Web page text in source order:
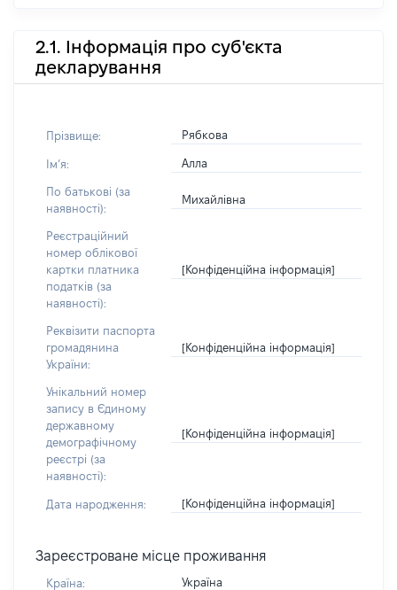
2.1. Інформація про суб'єкта
декларування
Прізвище: Рябкова
Імʼя: Алла
По батькові (за
наявності):
Михайлівна
Реєстраційний
номер облікової
картки платника
податків (за
наявності):
[Конфіденційна інформація]
Реквізити паспорта
громадянина
України:
[Конфіденційна інформація]
Унікальний номер
запису в Єдиному
державному
демографічному
реєстрі (за
наявності):
[Конфіденційна інформація]
Дата народження: [Конфіденційна інформація]
Зареєстроване місце проживання
Країна: Україна